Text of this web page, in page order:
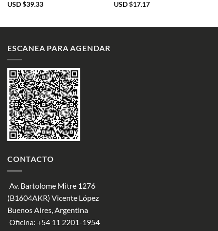
USD $39.33
USD $17.17
ESCANEA PARA AGENDAR
CONTACTO
Av. Bartolome Mitre 1276
(B1604AKR) Vicente López
Buenos Aires, Argentina
Oficina: +54 11 2201-1954